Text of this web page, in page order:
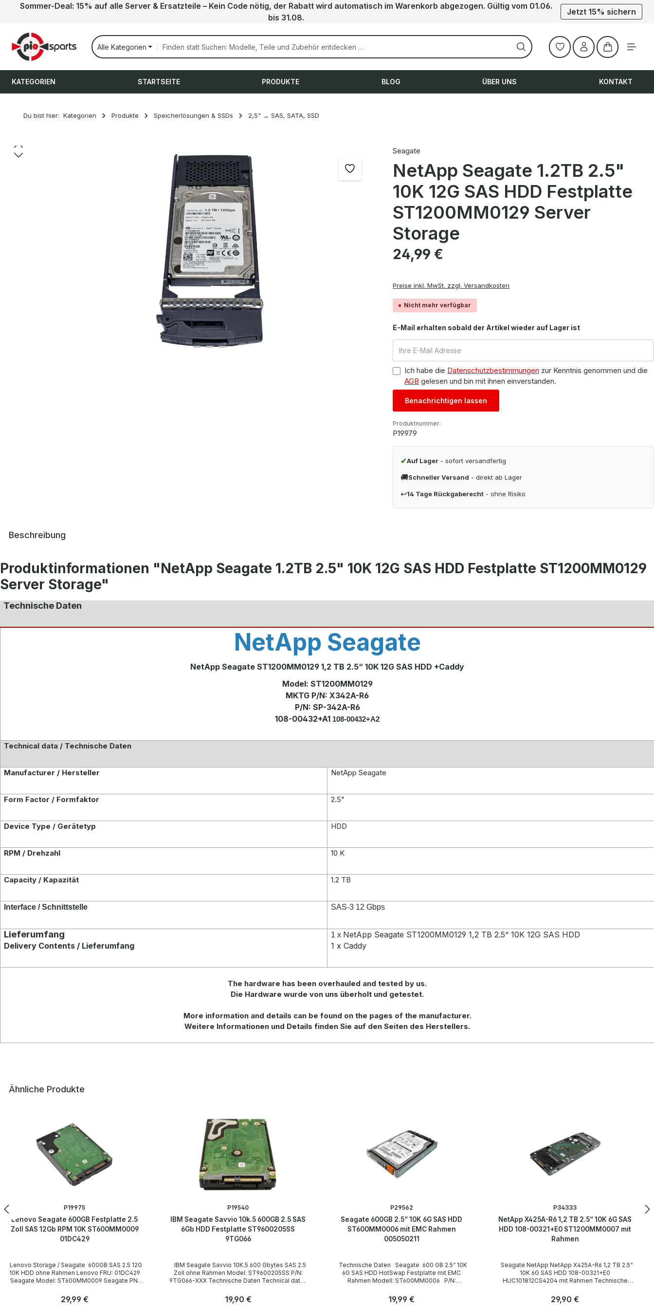
Hauptinhalt springen
Zur Suche springen
Zur Hauptnavigation springen
Sommer-Deal: 15% auf alle Server & Ersatzteile – Kein Code nötig, der Rabatt wird automatisch im Warenkorb abgezogen. Gültig vom 01.06.
bis 31.08.
Jetzt 15% sichern
Alle Kategorien
Warenkorb
KATEGORIEN STARTSEITE PRODUKTE BLOG ÜBER UNS KONTAKT
Du bist hier: Kategorien Produkte Speicherlösungen & SSDs 2,5" → SAS, SATA, SSD
Bildergalerie überspringen Seagate
NetApp Seagate 1.2TB 2.5"
10K 12G SAS HDD Festplatte
ST1200MM0129 Server
Storage
Regulärer Preis:
24,99 €
Preise inkl. MwSt. zzgl. Versandkosten
Nicht mehr verfügbar
E-Mail erhalten sobald der Artikel wieder auf Lager ist
Ich habe die Datenschutzbestimmungen zur Kenntnis genommen und die
AGB gelesen und bin mit ihnen einverstanden.
Benachrichtigen lassen
Produktnummer:
P19979
✔Auf Lager - sofort versandfertig
🚚Schneller Versand - direkt ab Lager
↩14 Tage Rückgaberecht - ohne Risiko
Beschreibung
Produktinformationen "NetApp Seagate 1.2TB 2.5" 10K 12G SAS HDD Festplatte ST1200MM0129
Server Storage"
Technische Daten
NetApp Seagate
NetApp Seagate ST1200MM0129 1,2 TB 2.5“ 10K 12G SAS HDD +Caddy
Model: ST1200MM0129
MKTG P/N: X342A-R6
P/N: SP-342A-R6
108-00432+A1 108-00432+A2
Technical data / Technische Daten
Manufacturer / Hersteller NetApp Seagate
Form Factor / Formfaktor 2.5"
Device Type / Gerätetyp HDD
RPM / Drehzahl 10 K
Capacity / Kapazität 1.2 TB
Interface / Schnittstelle SAS-3 12 Gbps
Lieferumfang
Delivery Contents / Lieferumfang
1 x NetApp Seagate ST1200MM0129 1,2 TB 2.5“ 10K 12G SAS HDD
1 x Caddy
The hardware has been overhauled and tested by us.
Die Hardware wurde von uns überholt und getestet.
More information and details can be found on the pages of the manufacturer.
Weitere Informationen und Details finden Sie auf den Seiten des Herstellers.
Ähnliche Produkte
P19975
Lenovo Seagate 600GB Festplatte 2.5
Zoll SAS 12Gb RPM 10K ST600MM0009
01DC429
10K HDD ohne Rahmen Lenovo FRU: 01DC429
Seagate Model: ST600MM0009 Seagate PN:
Regulärer Preis:
29,99 €
P19540
IBM Seagate Savvio 10k.5 600GB 2.5 SAS
6Gb HDD Festplatte ST9600205SS
9TG066
Zoll ohne Rahmen Model: ST9600205SS P/N:
9TG066-XXX Technische Daten Technical data /
Regulärer Preis:
19,90 €
P29562
Seagate 600GB 2.5“ 10K 6G SAS HDD
ST600MM0006 mit EMC Rahmen
005050211
6G SAS HDD HotSwap Festplatte mit EMC
Rahmen Modell: ST600MM0006 P/N:
Manufacturer / Hersteller Seagate Form factor /Regulärer Preis:
19,99 €
P34333
NetApp X425A-R6 1,2 TB 2.5“ 10K 6G SAS
HDD 108-00321+E0 ST1200MM0007 mit
Rahmen
10K 6G SAS HDD 108-00321+E0
HUC101812CS4204 mit Rahmen Technische
Manufacturer / Hersteller Seagate NetApp
Regulärer Preis:
29,90 €